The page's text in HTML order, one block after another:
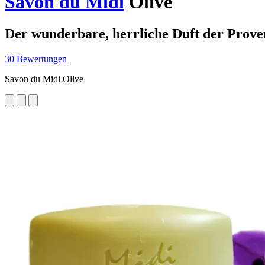
Der wunderbare, herrliche Duft der
30 Bewertungen
Savon du Midi Olive